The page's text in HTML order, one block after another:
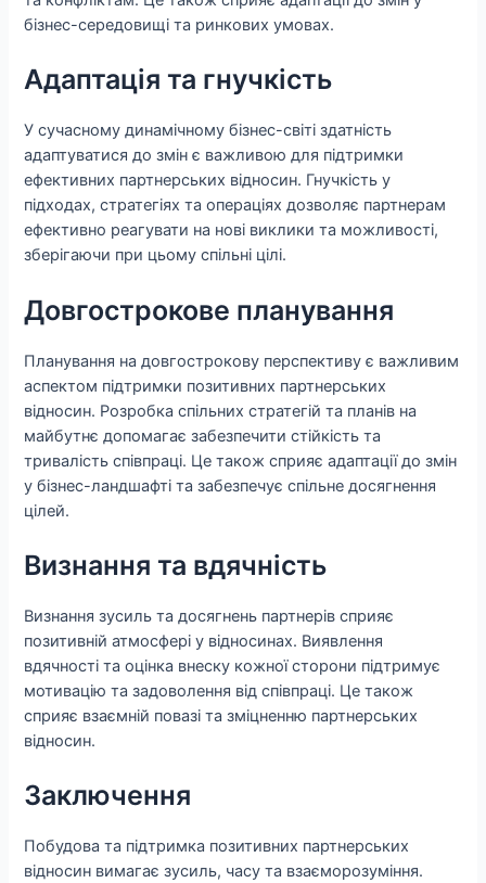
бізнес-середовищі та ринкових умовах.
Адаптація та гнучкість
У сучасному динамічному бізнес-світі здатність
адаптуватися до змін є важливою для підтримки
ефективних партнерських відносин. Гнучкість у
підходах, стратегіях та операціях дозволяє партнерам
ефективно реагувати на нові виклики та можливості,
зберігаючи при цьому спільні цілі.
Довгострокове планування
Планування на довгострокову перспективу є важливим
аспектом підтримки позитивних партнерських
відносин. Розробка спільних стратегій та планів на
майбутнє допомагає забезпечити стійкість та
тривалість співпраці. Це також сприяє адаптації до змін
у бізнес-ландшафті та забезпечує спільне досягнення
цілей.
Визнання та вдячність
Визнання зусиль та досягнень партнерів сприяє
позитивній атмосфері у відносинах. Виявлення
вдячності та оцінка внеску кожної сторони підтримує
мотивацію та задоволення від співпраці. Це також
сприяє взаємній повазі та зміцненню партнерських
відносин.
Заключення
Побудова та підтримка позитивних партнерських
відносин вимагає зусиль, часу та взаєморозуміння.